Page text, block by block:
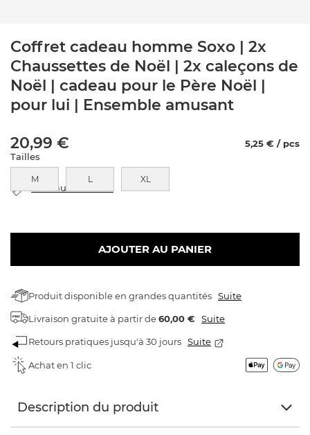
Coffret cadeau homme Soxo | 2x
Chaussettes de Noël | 2x caleçons de
Noël | cadeau pour le Père Noël |
pour lui | Ensemble amusant
20,99 €
5,25 € / pcs
Tailles
M L XL
tableau des tailles
AJOUTER AU PANIER
Produit disponible en grandes quantités Suite
Livraison gratuiteà partir de60,00 € Suite
Retours pratiques jusqu'à 30 jours Suite
Achat en 1 clic
Description du produit